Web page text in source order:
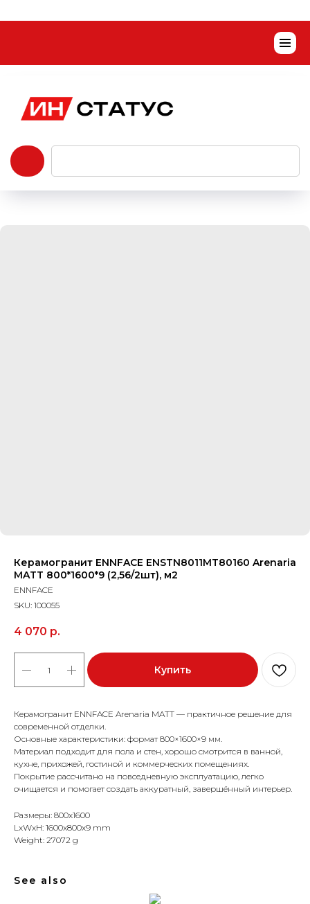
Керамогранит ENNFACE ENSTN8011MT80160 Arenaria
MATT 800*1600*9 (2,56/2шт), м2
ENNFACE
SKU: 100055
4 070 р.
Купить
Керамогранит ENNFACE Arenaria MATT — практичное решение для
современной отделки.
Основные характеристики: формат 800×1600×9 мм.
Материал подходит для пола и стен, хорошо смотрится в ванной,
кухне, прихожей, гостиной и коммерческих помещениях.
Покрытие рассчитано на повседневную эксплуатацию, легко
очищается и помогает создать аккуратный, завершённый интерьер.
Размеры: 800x1600
LxWxH: 1600x800x9 mm
Weight: 27072 g
See also